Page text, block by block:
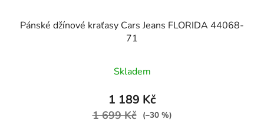
Pánské džínové kraťasy Cars Jeans FLORIDA 44068-
71
Skladem
1 189 Kč
1 699 Kč (–30 %)